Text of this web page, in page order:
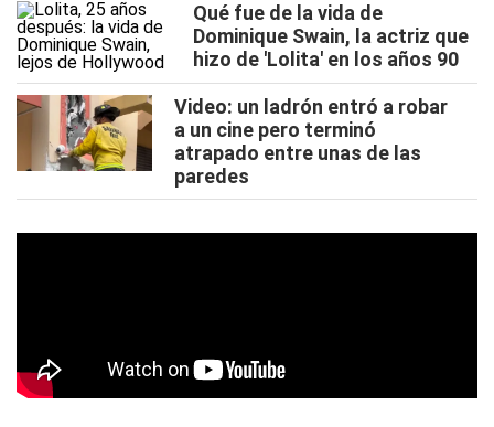
Qué fue de la vida de
Dominique Swain, la actriz que
hizo de 'Lolita' en los años 90
Video: un ladrón entró a robar
a un cine pero terminó
atrapado entre unas de las
paredes